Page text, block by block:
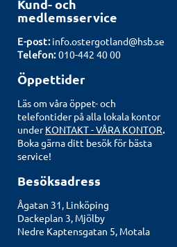
Kund- och
medlemsservice
E-post: info.ostergotland@hsb.se
Telefon:010-442 40 00
Öppettider
Läs om våra öppet- och
telefontider på alla lokala kontor
underKONTAKT - VÅRA KONTOR.
Boka gärna ditt besök för bästa
service!
Besöksadress
Ågatan 31, Linköping
Dackeplan 3, Mjölby
Nedre Kaptensgatan 5, Motala